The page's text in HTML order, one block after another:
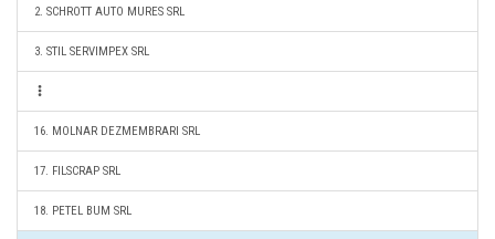
2. SCHROTT AUTO MURES SRL
3. STIL SERVIMPEX SRL
16. MOLNAR DEZMEMBRARI SRL
17. FILSCRAP SRL
18. PETEL BUM SRL